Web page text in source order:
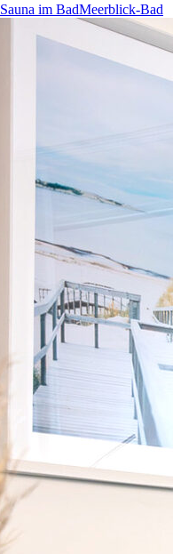
Sauna im BadMeerblick-Bad